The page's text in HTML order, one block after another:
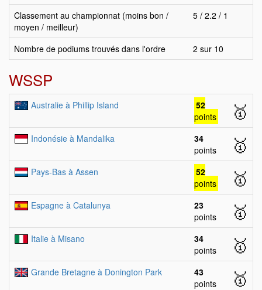
Classement au championnat (moins bon /
moyen / meilleur)
5 / 2.2 / 1
Nombre de podiums trouvés dans l'ordre 2 sur 10
WSSP
Australie à Phillip Island
52
points
🥇
Indonésie à Mandalika
34
points
🥇
Pays-Bas à Assen
52
points
🥇
Espagne à Catalunya
23
points
🥇
Italie à Misano
34
points
🥇
Grande Bretagne à Donington Park
43
points
🥇